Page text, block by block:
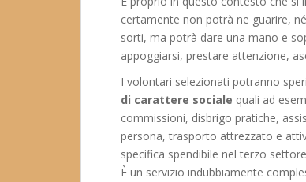
certamente non potrà ne guarire,
sorti, ma potrà dare una mano e
appoggiarsi, prestare attenzione,
I volontari selezionati potranno
di carattere sociale quali ad
commissioni, disbrigo pratiche,
persona, trasporto attrezzato e
specifica spendibile nel terzo
È un servizio indubbiamente